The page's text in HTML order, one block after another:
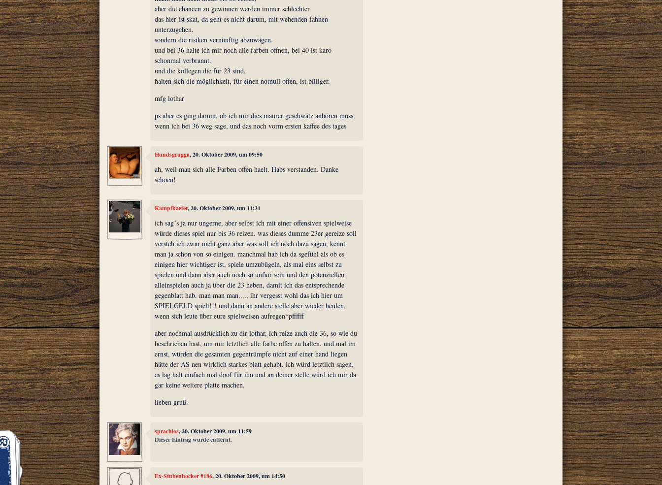
aber die chancen zu gewinnen werden immer schlechter.
das hier ist skat, da geht es nicht darum, mit wehenden fahnen
unterzugehen.
sondern die risiken vernünftig abzuwägen.
und bei 36 halte ich mir noch alle farben offnen, bei 40 ist karo
schonmal verbrannt.
und die kollegen die für 23 sind,
halten sich die möglichkeit, für einen notnull offen, ist billiger.
mfg lothar
ps aber es ging darum, ob ich mir dies maurer geschwätz anhören muss,
wenn ich bei 36 weg sage, und das noch vorm ersten kaffee des tages
Hundsgrugga, 20. Oktober 2009, um 09:50
ah, weil man sich alle Farben offen haelt. Habs verstanden. Danke
schoen!
Kampfkaefer, 20. Oktober 2009, um 11:31
ich sag´s ja nur ungerne, aber selbst ich mit einer offensiven spielweise
würde dieses spiel nur bis 36 reizen. was dieses dumme 23er gereize soll
versteh ich zwar nicht ganz aber was soll ich noch dazu sagen, kennt
man ja schon von so einigen. manchmal hab ich da sgefühl als ob es
einigen hier wichtiger ist, spiele umzubügeln, als mal eins selbst zu
spielen und dann aber auch noch so unfair sein und den potenziellen
alleinspielen auch ja über die 23 heben, damit ich das entsprechende
gegenblatt hab. man man man...., ihr vergesst wohl das ich hier um
SPIELGELD spielt!!! und dann an andere stelle aber wieder heulen,
wenn sich leute über eure spielweisen aufregen*pffffff
aber nochmal ausdrücklich zu dir lothar, ich reize auch die 36, so wie du
beschrieben hast, um mir letztlich alle farbe offen zu halten. und mal im
ernst, würden die gesamten gegentrümpfe nicht auf einer hand liegen
hätte der AS nen wirklich starkes blatt gehabt. ich würd letztlich sagen,
es lag halt einfach mal doof für ihn und an deiner stelle würd ich mir da
gar keine weitere platte machen.
lieben gruß.
sprachlos, 20. Oktober 2009, um 11:59
Dieser Eintrag wurde entfernt.
Ex-Stubenhocker #186, 20. Oktober 2009, um 14:50